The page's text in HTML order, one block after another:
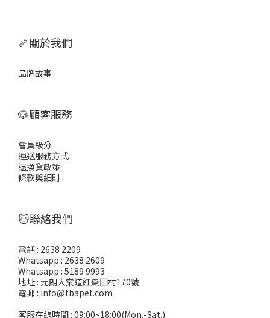
🦴關於我們
品牌故事
🐶顧客服務
會員級分
運送服務方式
退換貨政策
條款與細則
🐱聯絡我們
電話 : 2638 2209
Whatsapp : 2638 2609
Whatsapp : 5189 9993
地址 : 元朗大棠道紅棗田村170號
電郵 : info@tbapet.com
客服在線時間 : 09:00~18:00(Mon.-Sat.)